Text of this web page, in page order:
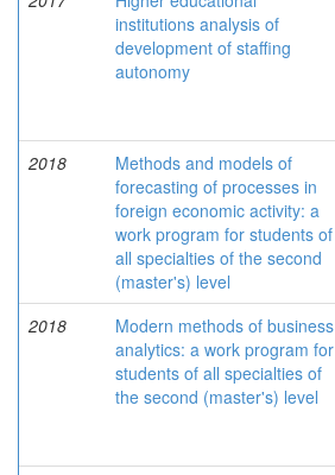
institutions analysis of
development of staffing
autonomy
2018
Methods and models of
forecasting of processes in
foreign economic activity: a
work program for students of
all specialties of the second
(master's) level
2018
Modern methods of business
analytics: a work program for
students of all specialties of
the second (master's) level